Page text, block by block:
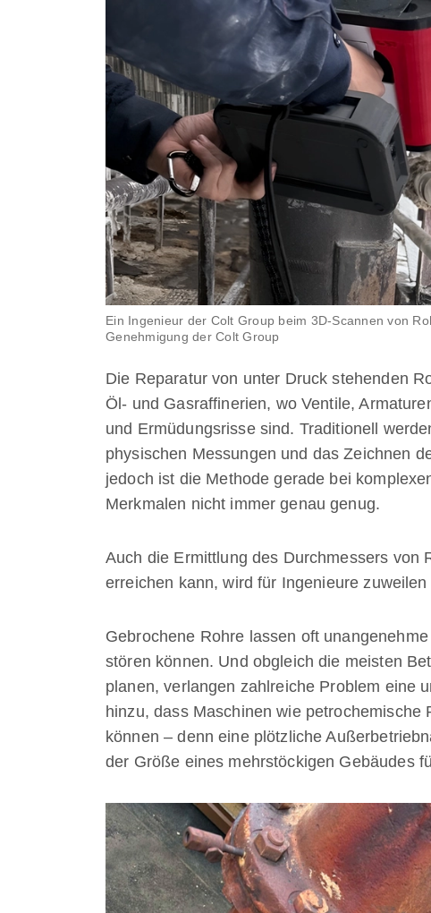
Ein Ingenieur der Colt Group beim 3D-Scannen von
Genehmigung der Colt Group
Die Reparatur von unter Druck stehenden
Öl- und Gasraffinerien, wo Ventile,
und Ermüdungsrisse sind. Traditionell
physischen Messungen und das Zeichnen
jedoch ist die Methode gerade bei
Merkmalen nicht immer genau genug.
Auch die Ermittlung des Durchmessers von
erreichen kann, wird für Ingenieure
Gebrochene Rohre lassen oft
stören können. Und obgleich die meisten
planen, verlangen zahlreiche Problem eine
hinzu, dass Maschinen wie
können – denn eine plötzliche
der Größe eines mehrstöckigen Gebäudes